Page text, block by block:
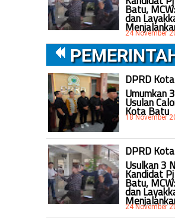
Batu,
dan
24 November
DPRD
Umumkan
Usulan
Kota Batu
18 November
DPRD
Usulkan 3
Kandidat
Batu,
dan
24 November